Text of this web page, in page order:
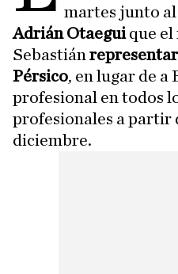
martes junto al
Adrián Otaeguique el
Sebastián
Pérsico, en lugar de a
profesional en todos
profesionales a partir
diciembre.